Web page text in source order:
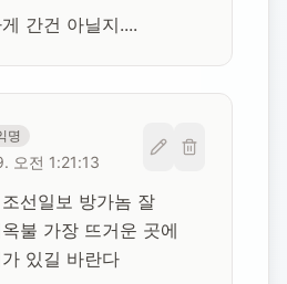
간건 아닐지....
명
오전 1:21:13
선일보 방가놈 잘
불 가장 뜨거운 곳에
있길 바란다